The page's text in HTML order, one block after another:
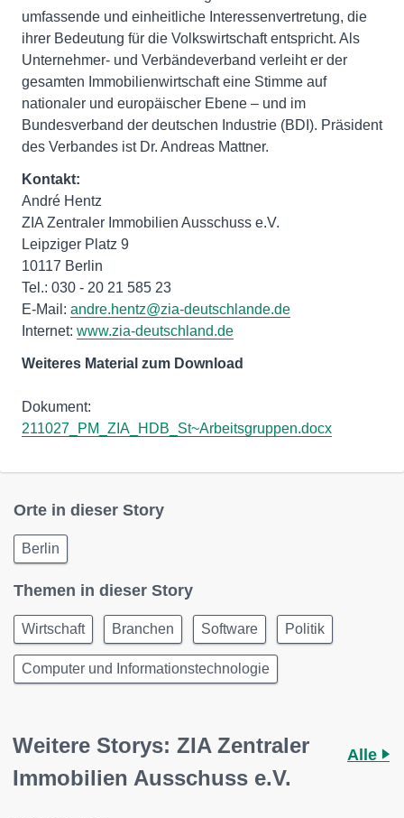
umfassende und einheitliche Interessenvertretung, die
ihrer Bedeutung für die Volkswirtschaft entspricht. Als
Unternehmer- und Verbändeverband verleiht er der
gesamten Immobilienwirtschaft eine Stimme auf
nationaler und europäischer Ebene – und im
Bundesverband der deutschen Industrie (BDI). Präsident
des Verbandes ist Dr. Andreas Mattner.
Kontakt:
André Hentz
ZIA Zentraler Immobilien Ausschuss e.V.
Leipziger Platz 9
10117 Berlin
Tel.: 030 - 20 21 585 23
E-Mail: andre.hentz@zia-deutschlande.de
Internet: www.zia-deutschland.de
Weiteres Material zum Download
Dokument:
211027_PM_ZIA_HDB_St~Arbeitsgruppen.docx
Orte in dieser Story
Berlin
Themen in dieser Story
Wirtschaft Branchen Software Politik
Computer und Informationstechnologie
Weitere Storys: ZIA Zentraler
Immobilien Ausschuss e.V.
Alle